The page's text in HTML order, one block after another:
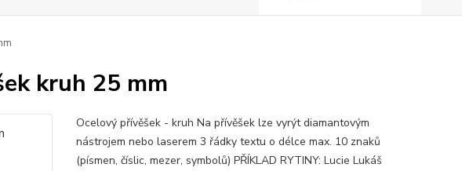
kruh 25 mm
Ocelový přívěšek - kruh Na přívěšek lze vyrýt diamantovým
nástrojem nebo laserem 3 řádky textu o délce max. 10 znaků
(písmen, číslic, mezer, symbolů) PŘÍKLAD RYTINY: Lucie Lukáš